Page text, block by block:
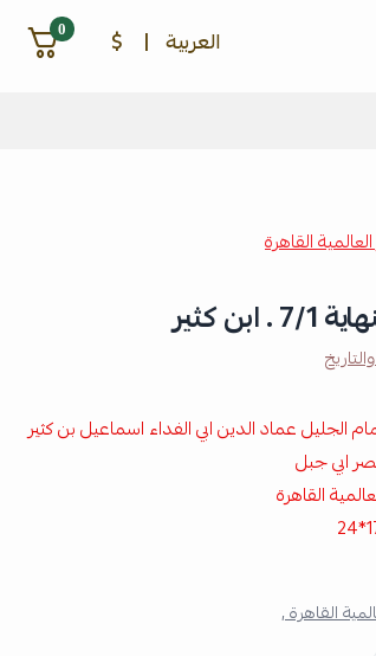
العربية |
$
0
العالمية القاهرة
كثير
الجليل عماد الدين ابي الفداء اسماعيل بن كثير
ابي جبل
القاهرة
القاهرة ,